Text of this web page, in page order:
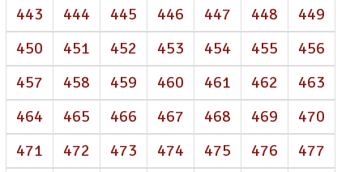
443 444 445 446 447 448
449
450
451 452 453 454 455
456
457
458 459 460 461 462
463
464
465 466 467 468 469
470
471
472 473 474 475 476
477